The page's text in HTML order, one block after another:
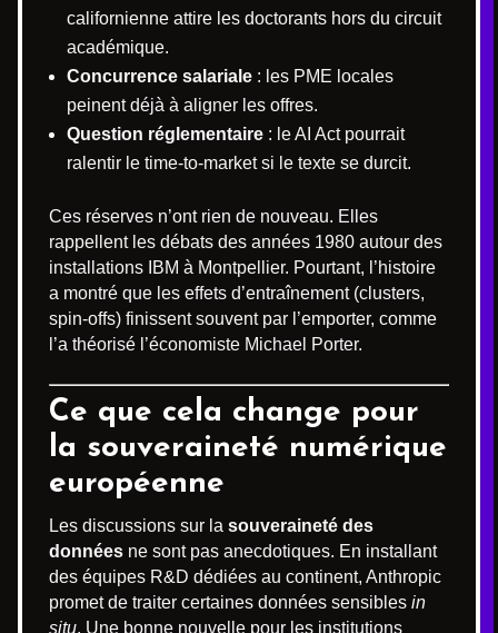
californienne attire les doctorants hors du circuit
académique.
Concurrence salariale : les PME locales
peinent déjà à aligner les offres.
Question réglementaire : le AI Act pourrait
ralentir le time-to-market si le texte se durcit.
Ces réserves n’ont rien de nouveau. Elles
rappellent les débats des années 1980 autour des
installations IBM à Montpellier. Pourtant, l’histoire
a montré que les effets d’entraînement (clusters,
spin-offs) finissent souvent par l’emporter, comme
l’a théorisé l’économiste Michael Porter.
Ce que cela change pour
la souveraineté numérique
européenne
Les discussions sur la souveraineté des
données ne sont pas anecdotiques. En installant
des équipes R&D dédiées au continent, Anthropic
promet de traiter certaines données sensibles in
situ. Une bonne nouvelle pour les institutions